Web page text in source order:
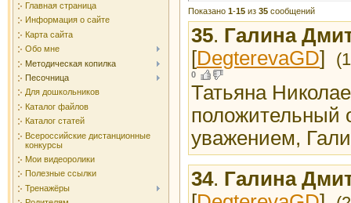
Главная страница
Информация о сайте
Карта сайта
Обо мне
Методическая копилка
Песочница
Для дошкольников
Каталог файлов
Каталог статей
Всероссийские дистанционные
конкурсы
Мои видеоролики
Полезные ссылки
Тренажёры
Показано 1-15 из 35 сообщений
35. Галина
[DegterevaGD]
0
Татьяна
положительный
уважением,
34. Галина